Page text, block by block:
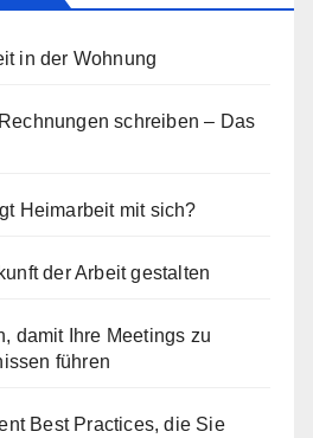
in der Wohnung
schreiben – Das
Heimarbeit mit sich?
der Arbeit gestalten
damit Ihre Meetings zu
führen
Best Practices, die Sie